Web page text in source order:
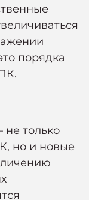
порядка
только
но и новые